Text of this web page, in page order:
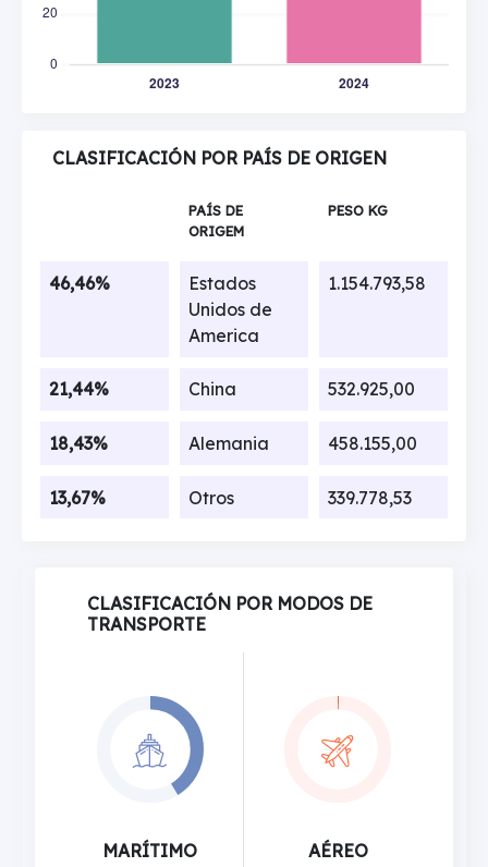
CLASIFICACIÓN POR PAÍS DE ORIGEN
PAÍS DE
ORIGEM
PESO KG
46,46%
Estados
Unidos de
America
1.154.793,58
21,44% China 532.925,00
18,43% Alemania 458.155,00
13,67% Otros 339.778,53
CLASIFICACIÓN POR MODOS DE
TRANSPORTE
MARÍTIMO AÉREO